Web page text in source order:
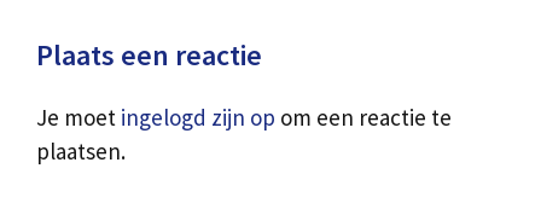
Plaats een reactie
Je moet ingelogd zijn op om een reactie te
plaatsen.